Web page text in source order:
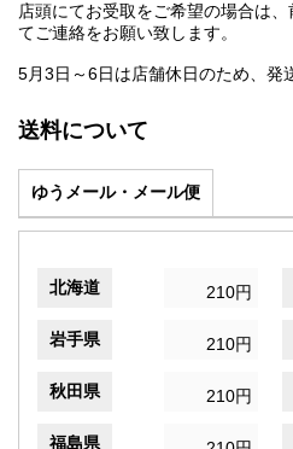
店頭にてお受取をご希望の場合は
てご連絡をお願い致します。
5月3日～6日は店舗休日のため、発
送料について
ゆうメール・メール便
北海道 210円
岩手県 210円
秋田県 210円
福島県